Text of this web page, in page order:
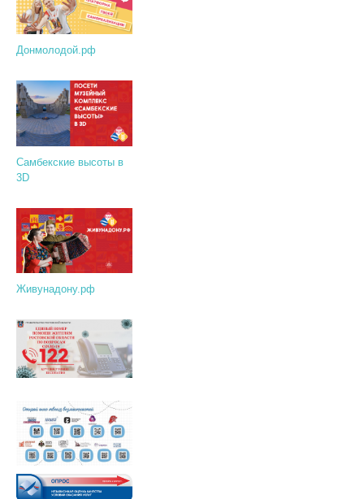
Донмолодой.рф
Самбекские высоты в
3D
Живунадону.рф